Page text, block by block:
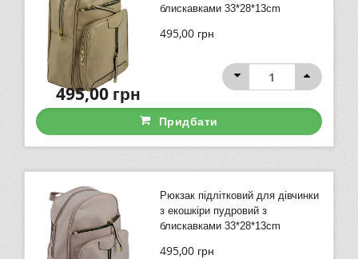
блискавками 33*28*13cm
495,00 грн
495,00грн
Придбати
Рюкзак підлітковий для дівчинки
з екошкіри пудровий з
блискавками 33*28*13cm
495,00 грн